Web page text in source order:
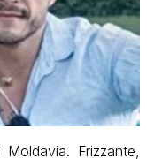
Frizzante,